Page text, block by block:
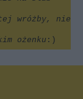
wróżby, nie
ożenku :)